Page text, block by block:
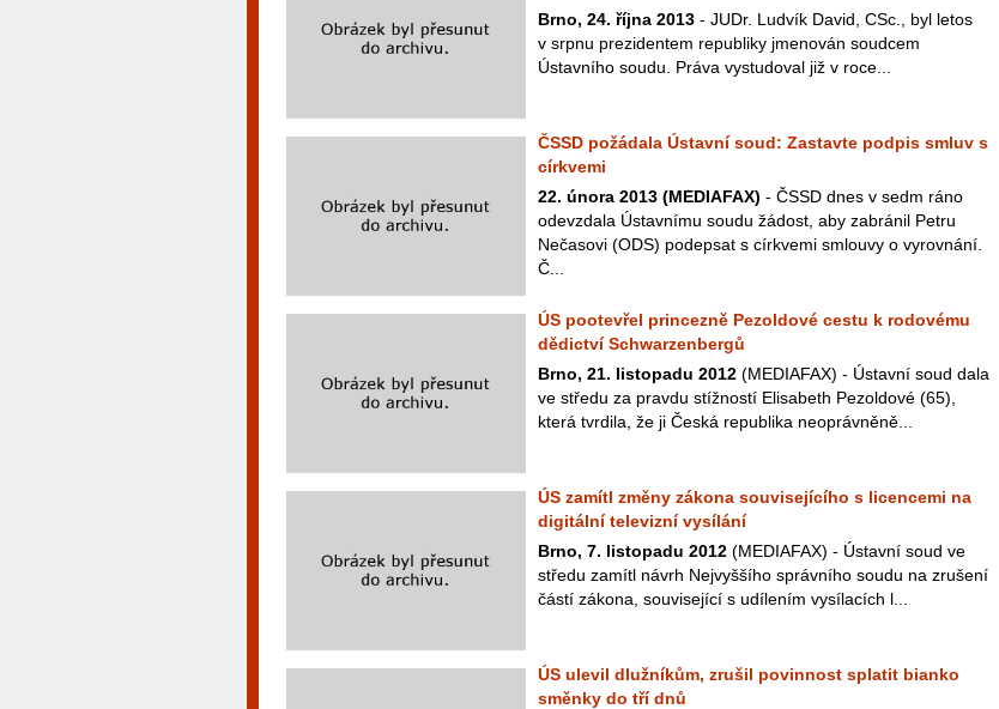
Brno, 24. října 2013 - JUDr. Ludvík David, CSc., byl letos
v srpnu prezidentem republiky jmenován soudcem
Ústavního soudu. Práva vystudoval již v roce...
ČSSD požádala Ústavní soud: Zastavte podpis smluv s
církvemi
22. února 2013 (MEDIAFAX) - ČSSD dnes v sedm ráno
odevzdala Ústavnímu soudu žádost, aby zabránil Petru
Nečasovi (ODS) podepsat s církvemi smlouvy o vyrovnání.
Č...
ÚS pootevřel princezně Pezoldové cestu k rodovému
dědictví Schwarzenbergů
Brno, 21. listopadu 2012 (MEDIAFAX) - Ústavní soud dala
ve středu za pravdu stížností Elisabeth Pezoldové (65),
která tvrdila, že ji Česká republika neoprávněně...
ÚS zamítl změny zákona souvisejícího s licencemi na
digitální televizní vysílání
Brno, 7. listopadu 2012 (MEDIAFAX) - Ústavní soud ve
středu zamítl návrh Nejvyššího správního soudu na zrušení
částí zákona, související s udílením vysílacích l...
ÚS ulevil dlužníkům, zrušil povinnost splatit bianko
směnky do tří dnů